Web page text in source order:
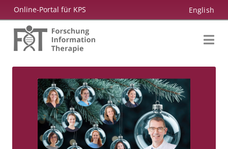
Zum
Inhalt
springen
Online-Portal für KPS English